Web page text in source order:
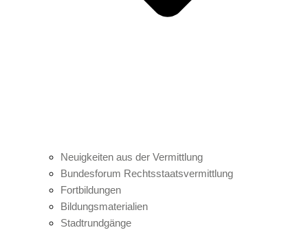
Neuigkeiten aus der Vermittlung
Bundesforum Rechtsstaatsvermittlung
Fortbildungen
Bildungsmaterialien
Stadtrundgänge